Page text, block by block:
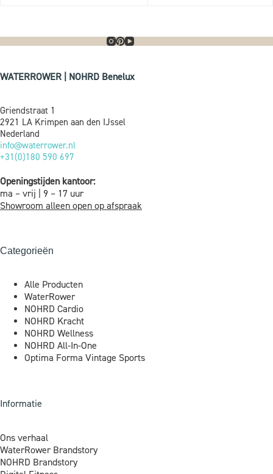
WATERROWER | NOHRD Benelux
Griendstraat 1
2921 LA Krimpen aan den IJssel
Nederland
info@waterrower.nl
+31(0)180 590 697
Openingstijden kantoor:
ma – vrij | 9 – 17 uur
Showroom alleen open op afspraak
Categorieën
Alle Producten
WaterRower
NOHRD Cardio
NOHRD Kracht
NOHRD Wellness
NOHRD All-In-One
Optima Forma Vintage Sports
Informatie
Ons verhaal
WaterRower Brandstory
NOHRD Brandstory